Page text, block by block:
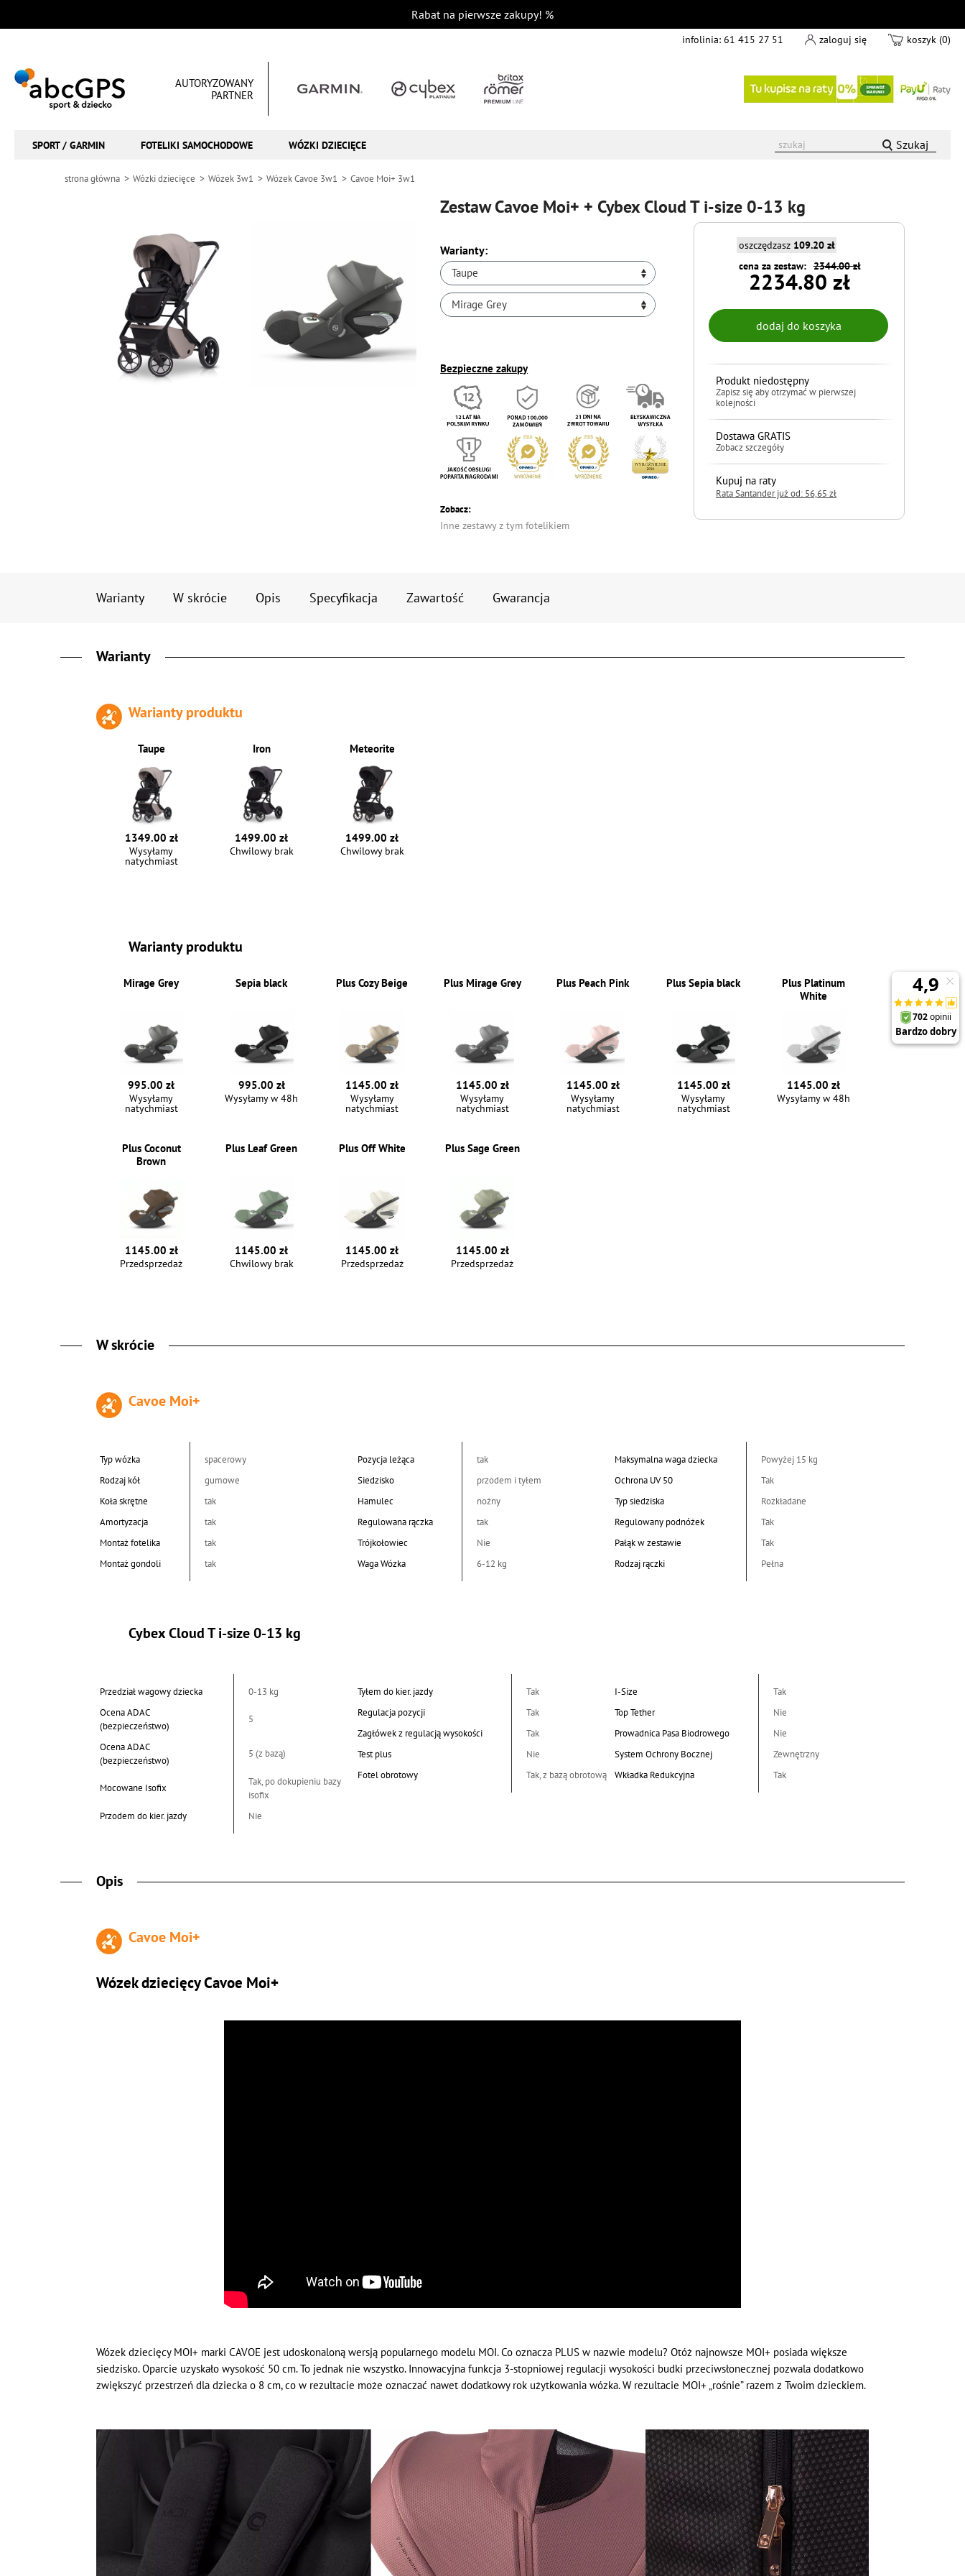
Rabat na pierwsze zakupy! %
infolinia: 61 415 27 51 zaloguj się koszyk (0)
AUTORYZOWANY
PARTNER
SPORT / GARMIN FOTELIKI SAMOCHODOWE WÓZKI DZIECIĘCE Szukaj
strona główna Wózki dziecięce Wózek 3w1 Wózek Cavoe 3w1 Cavoe Moi+ 3w1
Zestaw Cavoe Moi+ + Cybex Cloud T i-size 0-13 kg
Warianty:
Taupe
Mirage Grey
Bezpieczne zakupy
Zobacz:
Inne zestawy z tym fotelikiem
oszczędzasz 109.20 zł
2344.00 zł
cena za zestaw:
2234.80 zł
Produkt niedostępny
Zapisz się aby otrzymać w pierwszej
kolejności
Dostawa GRATIS
Zobacz szczegóły
Kupuj na raty
Rata Santander już od: 56,65 zł
Warianty W skrócie Opis Specyfikacja Zawartość Gwarancja
Warianty
Warianty produktu
Taupe
1349.00 zł
Wysyłamy
natychmiast
Iron
1499.00 zł
Chwilowy brak
Meteorite
1499.00 zł
Chwilowy brak
Warianty produktu
Mirage Grey
995.00 zł
Wysyłamy
natychmiast
Sepia black
995.00 zł
Wysyłamy w 48h
Plus Cozy Beige
1145.00 zł
Wysyłamy
natychmiast
Plus Mirage Grey
1145.00 zł
Wysyłamy
natychmiast
Plus Peach Pink
1145.00 zł
Wysyłamy
natychmiast
Plus Sepia black
1145.00 zł
Wysyłamy
natychmiast
Plus Platinum
White
1145.00 zł
Wysyłamy w 48h
Plus Coconut
Brown
1145.00 zł
Przedsprzedaż
Plus Leaf Green
1145.00 zł
Chwilowy brak
Plus Off White
1145.00 zł
Przedsprzedaż
Plus Sage Green
1145.00 zł
Przedsprzedaż
W skrócie
Cavoe Moi+
Typ wózka
spacerowy
Rodzaj kół
gumowe
Koła skrętne
tak
Amortyzacja
tak
Montaż fotelika
tak
Montaż gondoli
tak
Pozycja leżąca
tak
Siedzisko
przodem i tyłem
Hamulec
nożny
Regulowana rączka
tak
Trójkołowiec
Nie
Waga Wózka
6-12 kg
Maksymalna waga dziecka
Powyżej 15 kg
Ochrona UV 50
Tak
Typ siedziska
Rozkładane
Regulowany podnóżek
Tak
Pałąk w zestawie
Tak
Rodzaj rączki
Pełna
Cybex Cloud T i-size 0-13 kg
Przedział wagowy dziecka
0-13 kg
Ocena ADAC
(bezpieczeństwo)
5
Ocena ADAC
(bezpieczeństwo)
5 (z bazą)
Mocowane Isofix
Tak, po dokupieniu bazy
isofix
Przodem do kier. jazdy
Nie
Tyłem do kier. jazdy
Tak
Regulacja pozycji
Tak
Zagłówek z regulacją wysokości
Tak
Test plus
Nie
Fotel obrotowy
Tak, z bazą obrotową
I-Size
Tak
Top Tether
Nie
Prowadnica Pasa Biodrowego
Nie
System Ochrony Bocznej
Zewnętrzny
Wkładka Redukcyjna
Tak
Opis
Cavoe Moi+
Wózek dziecięcy Cavoe Moi+
Wózek dziecięcy MOI+ marki CAVOE jest udoskonaloną wersją popularnego modelu MOI. Co oznacza PLUS w nazwie modelu? Otóż najnowsze MOI+ posiada większe
siedzisko. Oparcie uzyskało wysokość 50 cm. To jednak nie wszystko. Innowacyjna funkcja 3-stopniowej regulacji wysokości budki przeciwsłonecznej pozwala dodatkowo
zwiększyć przestrzeń dla dziecka o 8 cm, co w rezultacie może oznaczać nawet dodatkowy rok użytkowania wózka. W rezultacie MOI+ „rośnie” razem z Twoim dzieckiem.